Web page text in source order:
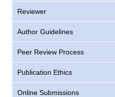
Reviewer
Author Guidelines
Peer Review Process
Publication Ethics
Online Submissions